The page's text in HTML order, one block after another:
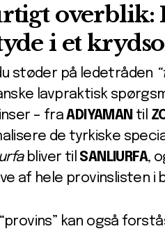
overblik:
i et
støder på ledetråden
lavpraktisk
– fraADIYAMAN til
de tyrkiske
bliver til SANLIURFA,
af hele provinslisten i
“provins” kan også